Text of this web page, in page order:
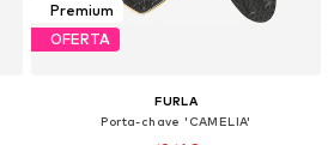
Premium
OFERTA
FURLA
Porta-chave 'CAMELIA'